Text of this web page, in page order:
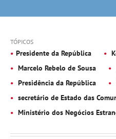
TÓPICOS
Presidente da República
Marcelo Rebelo de Sousa
Presidência da República
secretário de Estado das
Ministério dos Negócios